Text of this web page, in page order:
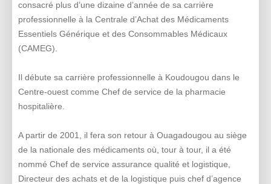
consacré plus d’une dizaine d’année de sa carrière
professionnelle à la Centrale d’Achat des Médicaments
Essentiels Générique et des Consommables Médicaux
(CAMEG).
Il débute sa carrière professionnelle à Koudougou dans le
Centre-ouest comme Chef de service de la pharmacie
hospitalière.
A partir de 2001, il fera son retour à Ouagadougou au siège
de la nationale des médicaments où, tour à tour, il a été
nommé Chef de service assurance qualité et logistique,
Directeur des achats et de la logistique puis chef d’agence